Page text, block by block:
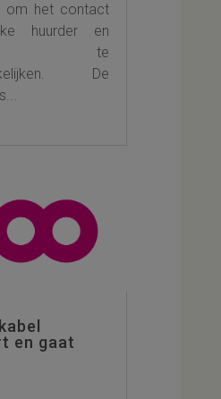
om het contact
huurder en
te
De
en gaat